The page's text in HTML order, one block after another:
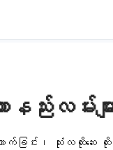
ည်းလမ်းမျာ
ာက်ခြင်း၊ သုံးလထိုးဆေ